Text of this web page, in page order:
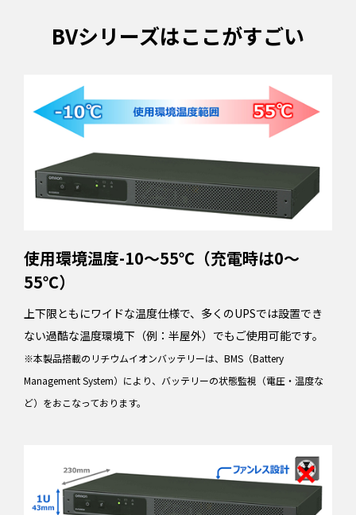
BVシリーズはここがすごい
使用環境温度-10～55℃（充電時は0～
55℃）
上下限ともにワイドな温度仕様で、多くのUPSでは設置でき
ない過酷な温度環境下（例：半屋外）でもご使用可能です。
※本製品搭載のリチウムイオンバッテリーは、BMS（Battery
Management System）により、バッテリーの状態監視（電圧・温度な
ど）をおこなっております。